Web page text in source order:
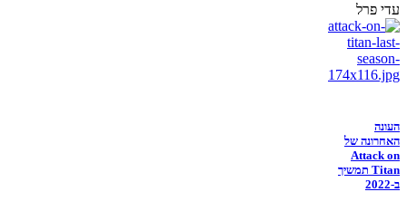
עדי פרל
העונה
האחרונה של
Attack on
Titan תמשיך
ב-2022